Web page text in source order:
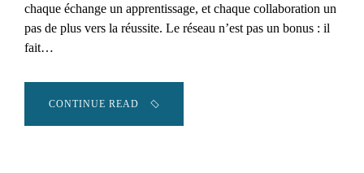
chaque échange un apprentissage, et chaque collaboration un
pas de plus vers la réussite. Le réseau n’est pas un bonus : il
fait…
CONTINUE READ